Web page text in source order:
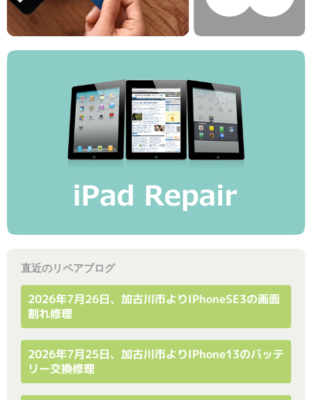
直近のリペアブログ
2026年7月26日、加古川市よりiPhoneSE3の画面
割れ修理
2026年7月25日、加古川市よりiPhone13のバッテ
リー交換修理